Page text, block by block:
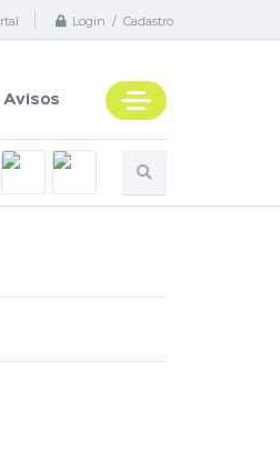
Login / Cadastro
Avisos